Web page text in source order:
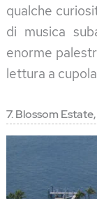
qualche
di musica
enorme
lettura a
7. Blossom